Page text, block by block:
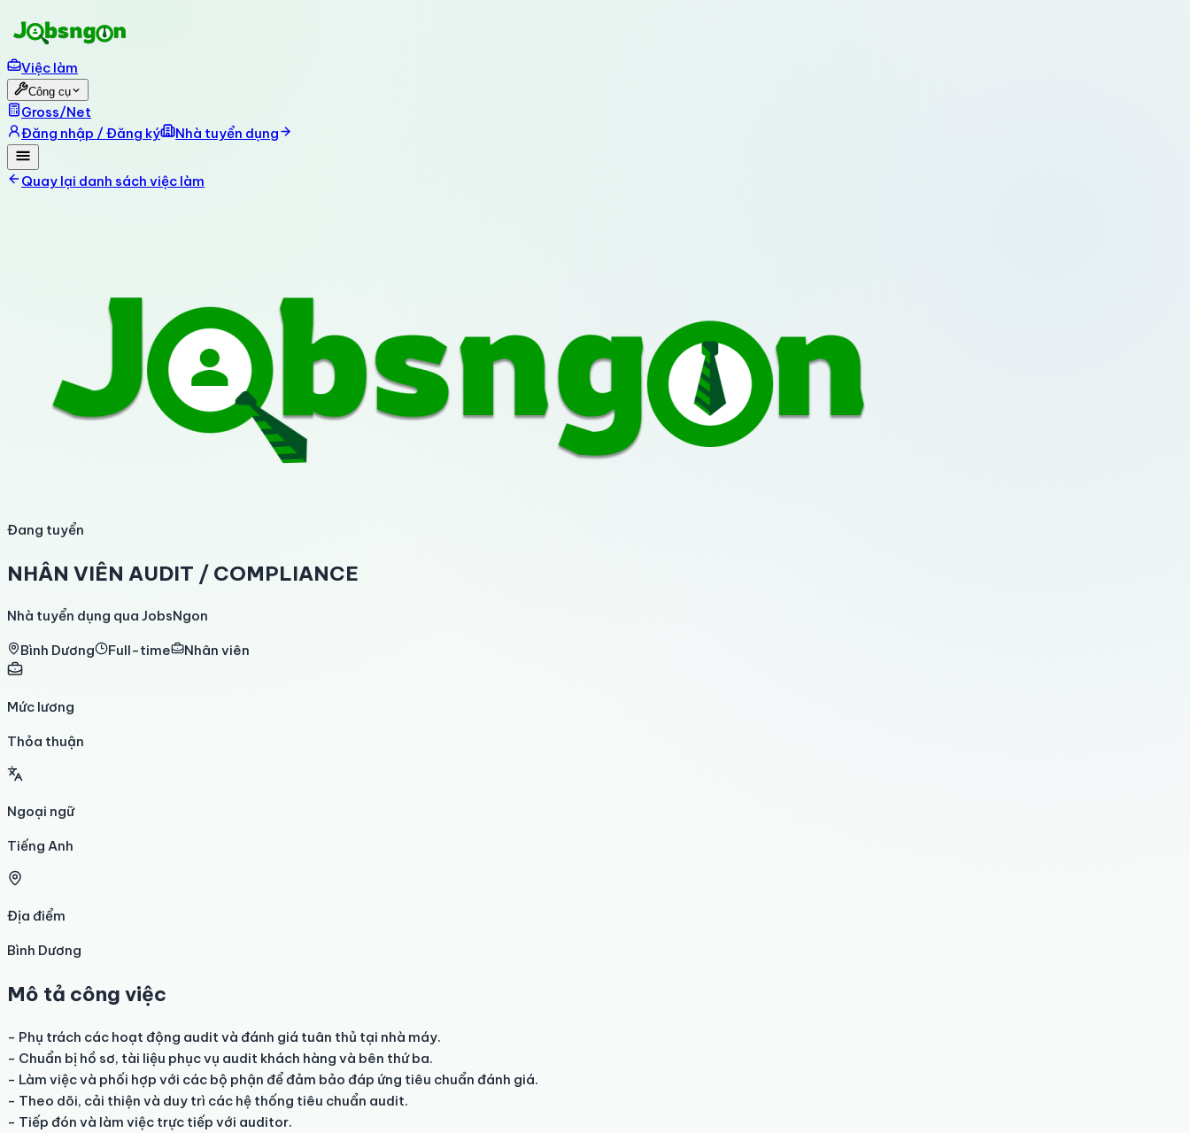
Việc làm
Công cụ
Gross/Net
Đăng nhập / Đăng ký
Nhà tuyển dụng
Quay lại danh sách việc làm
Đang tuyển
NHÂN VIÊN AUDIT / COMPLIANCE
Nhà tuyển dụng qua JobsNgon
Bình Dương Full-time Nhân viên
Mức lương
Thỏa thuận
Ngoại ngữ
Tiếng Anh
Địa điểm
Bình Dương
Mô tả công việc
- Phụ trách các hoạt động audit và đánh giá tuân thủ tại nhà máy.
- Chuẩn bị hồ sơ, tài liệu phục vụ audit khách hàng và bên thứ ba.
- Làm việc và phối hợp với các bộ phận để đảm bảo đáp ứng tiêu chuẩn đánh giá.
- Theo dõi, cải thiện và duy trì các hệ thống tiêu chuẩn audit.
- Tiếp đón và làm việc trực tiếp với auditor.